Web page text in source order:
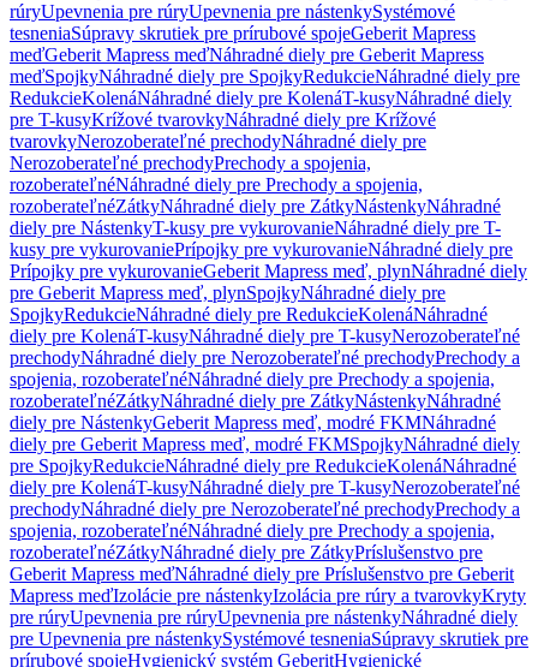
rúryUpevnenia pre rúryUpevnenia pre nástenkySystémové
tesneniaSúpravy skrutiek pre prírubové spojeGeberit Mapress
meďGeberit Mapress meďNáhradné diely pre Geberit Mapress
meďSpojkyNáhradné diely pre SpojkyRedukcieNáhradné diely pre
RedukcieKolenáNáhradné diely pre KolenáT-kusyNáhradné diely
pre T-kusyKrížové tvarovkyNáhradné diely pre Krížové
tvarovkyNerozoberateľné prechodyNáhradné diely pre
Nerozoberateľné prechodyPrechody a spojenia,
rozoberateľnéNáhradné diely pre Prechody a spojenia,
rozoberateľnéZátkyNáhradné diely pre ZátkyNástenkyNáhradné
diely pre NástenkyT-kusy pre vykurovanieNáhradné diely pre T-
kusy pre vykurovaniePrípojky pre vykurovanieNáhradné diely pre
Prípojky pre vykurovanieGeberit Mapress meď, plynNáhradné diely
pre Geberit Mapress meď, plynSpojkyNáhradné diely pre
SpojkyRedukcieNáhradné diely pre RedukcieKolenáNáhradné
diely pre KolenáT-kusyNáhradné diely pre T-kusyNerozoberateľné
prechodyNáhradné diely pre Nerozoberateľné prechodyPrechody a
spojenia, rozoberateľnéNáhradné diely pre Prechody a spojenia,
rozoberateľnéZátkyNáhradné diely pre ZátkyNástenkyNáhradné
diely pre NástenkyGeberit Mapress meď, modré FKMNáhradné
diely pre Geberit Mapress meď, modré FKMSpojkyNáhradné diely
pre SpojkyRedukcieNáhradné diely pre RedukcieKolenáNáhradné
diely pre KolenáT-kusyNáhradné diely pre T-kusyNerozoberateľné
prechodyNáhradné diely pre Nerozoberateľné prechodyPrechody a
spojenia, rozoberateľnéNáhradné diely pre Prechody a spojenia,
rozoberateľnéZátkyNáhradné diely pre ZátkyPríslušenstvo pre
Geberit Mapress meďNáhradné diely pre Príslušenstvo pre Geberit
Mapress meďIzolácie pre nástenkyIzolácia pre rúry a tvarovkyKryty
pre rúryUpevnenia pre rúryUpevnenia pre nástenkyNáhradné diely
pre Upevnenia pre nástenkySystémové tesneniaSúpravy skrutiek pre
prírubové spojeHygienický systém GeberitHygienické